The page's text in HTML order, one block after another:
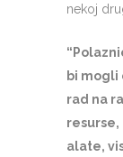
nekoj
bi mogli
rad na
alate,